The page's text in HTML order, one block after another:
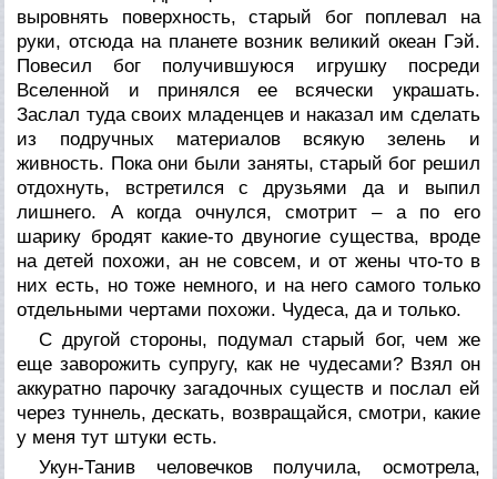
выровнять поверхность, старый бог поплевал на
руки, отсюда на планете возник великий океан Гэй.
Повесил бог получившуюся игрушку посреди
Вселенной и принялся ее всячески украшать.
Заслал туда своих младенцев и наказал им сделать
из подручных материалов всякую зелень и
живность. Пока они были заняты, старый бог решил
отдохнуть, встретился с друзьями да и выпил
лишнего. А когда очнулся, смотрит – а по его
шарику бродят какие-то двуногие существа, вроде
на детей похожи, ан не совсем, и от жены что-то в
них есть, но тоже немного, и на него самого только
отдельными чертами похожи. Чудеса, да и только.
С другой стороны, подумал старый бог, чем же
еще заворожить супругу, как не чудесами? Взял он
аккуратно парочку загадочных существ и послал ей
через туннель, дескать, возвращайся, смотри, какие
у меня тут штуки есть.
Укун-Танив человечков получила, осмотрела,